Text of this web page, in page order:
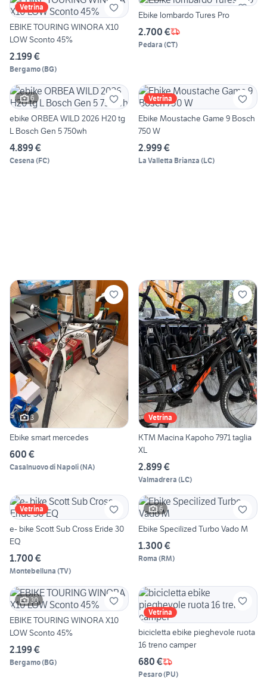
Vetrina
EBIKE TOURING WINORA X10
LOW Sconto 45%
2.199 €
Bergamo(BG)
Ebike lombardo Tures Pro
2.700 €
Pedara (CT)
6
ebike ORBEA WILD 2026 H20 tg
L Bosch Gen 5 750wh
4.899 €
Cesena (FC)
Vetrina
Ebike Moustache Game 9 Bosch
750 W
2.999 €
La Valletta Brianza (LC)
3
Ebike smart mercedes
600 €
Casalnuovo di Napoli(NA)
Vetrina
KTM Macina Kapoho 7971 taglia
XL
2.899 €
Valmadrera (LC)
Vetrina
e- bike Scott Sub Cross Eride 30
EQ
1.700 €
Montebelluna (TV)
6
Ebike Specilized Turbo Vado M
1.300 €
Roma (RM)
30
EBIKE TOURING WINORA X10
LOW Sconto 45%
2.199 €
Bergamo(BG)
Vetrina
bicicletta ebike pieghevole ruota
16 treno camper
680 €
Pesaro(PU)